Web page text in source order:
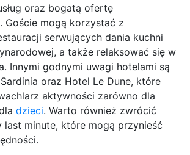
oraz bogatą ofertę
Goście mogą korzystać z
serwujących dania kuchni
a także relaksować się w
Innymi godnymi uwagi hotelami są
oraz Hotel Le Dune, które
aktywności zarówno dla
dzieci. Warto również zwrócić
last minute, które mogą przynieść